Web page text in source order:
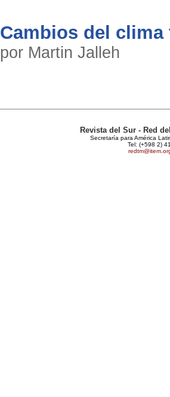
Cambios del clima
por Martin Jalleh
Revista del Sur - Red
Secretaría para América
Tel: (+598 2)